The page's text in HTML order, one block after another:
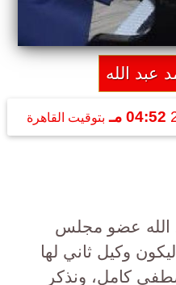
عبد الله
04:52 مـ بتوقيت القاهرة
الله عضو مجلس
وكيل ثاني لها
كامل، ونذكر